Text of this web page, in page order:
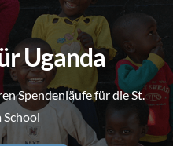
Uganda
Spendenläufe für die St.
School